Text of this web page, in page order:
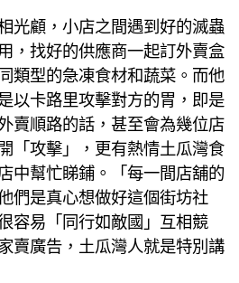
光顧，小店之間遇到好的滅蟲
，找好的供應商一起訂外賣盒
類型的急凍食材和蔬菜。而他
以卡路里攻擊對方的胃，即是
賣順路的話，甚至會為幾位店
「攻擊」，更有熱情土瓜灣食
中幫忙睇鋪。「每一間店舖的
們是真心想做好這個街坊社
容易「同行如敵國」互相競
賣廣告，土瓜灣人就是特別講